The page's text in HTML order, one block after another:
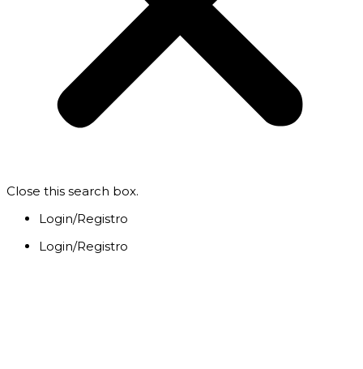
Close this search box.
Login/Registro
Login/Registro